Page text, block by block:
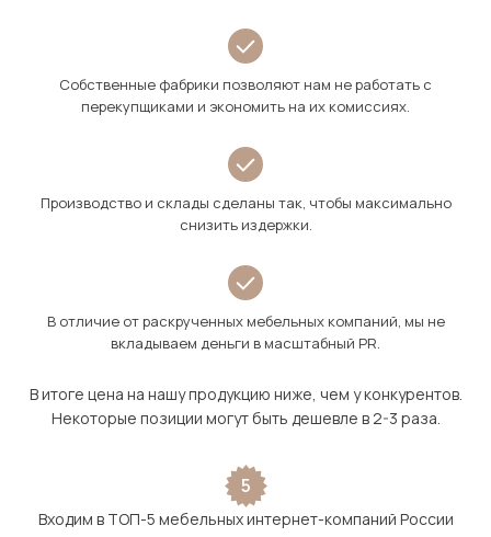
Собственные фабрики позволяют нам не работать с
перекупщиками и экономить на их комиссиях.
Производство и склады сделаны так, чтобы максимально
снизить издержки.
В отличие от раскрученных мебельных компаний, мы не
вкладываем деньги в масштабный PR.
В итоге цена на нашу продукцию ниже, чем у конкурентов.
Некоторые позиции могут быть дешевле в 2-3 раза.
5
Входим в ТОП-5 мебельных интернет-компаний России